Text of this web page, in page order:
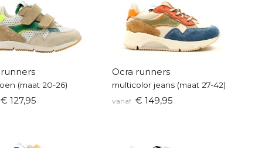
(maat 20-26)
€ 127,95
Ocra runners
multicolor jeans (maat 27-42)
vanaf € 149,95